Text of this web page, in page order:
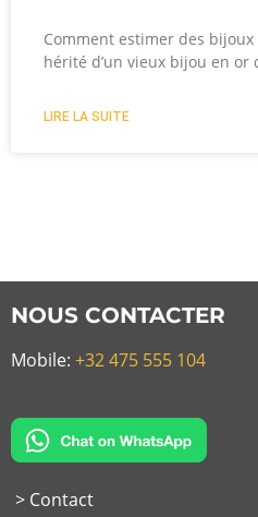
Comment estimer des bijoux
hérité d’un vieux bijou en or
LIRE LA SUITE
NOUS CONTACTER
Mobile: +32 475 555 104
> Contact